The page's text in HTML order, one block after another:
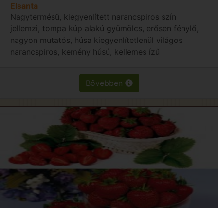
Elsanta
Nagytermésű, kiegyenlített narancspiros szín
jellemzi, tompa kúp alakú gyümölcs, erősen fénylő,
nagyon mutatós, húsa kiegyenlítetlenül világos
narancspiros, kemény húsú, kellemes ízű
Bővebben